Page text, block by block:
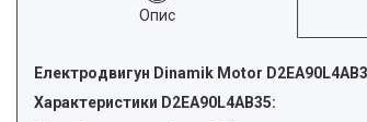
Опис
Електродвигун Dinamik Motor
Характеристики D2EA90L4AB35: